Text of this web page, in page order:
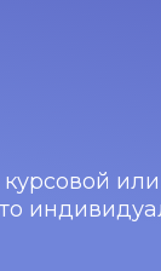
курсовой